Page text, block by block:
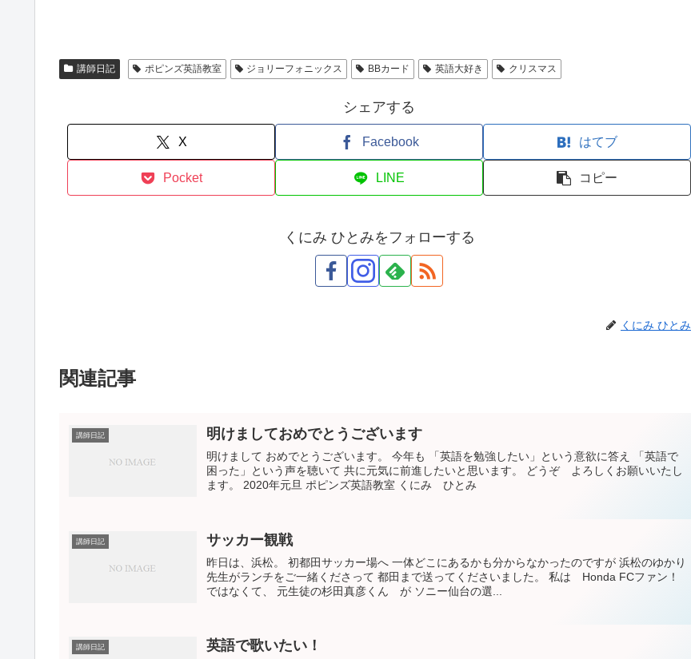
ン
ド
ウ
す
講師日記 ポピンズ英語教室 ジョリーフォニックス BBカード 英語大好き クリスマス
シェアする
X Facebook はてブ
Pocket LINE コピー
くにみ ひとみをフォローする
くにみ ひとみ
関連記事
講師日記 明けましておめでとうございます
明けまして おめでとうございます。 今年も 「英語を勉強したい」という意欲に答え 「英語で
困った」という声を聴いて 共に元気に前進したいと思います。 どうぞ よろしくお願いいたし
ます。 2020年元旦 ポピンズ英語教室 くにみ ひとみ
講師日記 サッカー観戦
昨日は、浜松。 初都田サッカー場へ 一体どこにあるかも分からなかったのですが 浜松のゆかり
先生がランチをご一緒くださって 都田まで送ってくださいました。 私は Honda FCファン！
ではなくて、 元生徒の杉田真彦くん が ソニー仙台の選...
講師日記 英語で歌いたい！